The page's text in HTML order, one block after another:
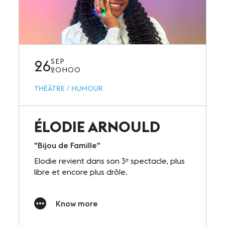
26SEP
20H00
THÉÂTRE / HUMOUR
ÉLODIE ARNOULD
"Bijou de Famille"
Elodie revient dans son 3ᵉ spectacle, plus
libre et encore plus drôle.
Know more